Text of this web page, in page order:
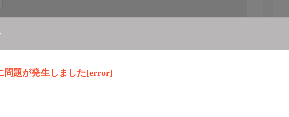
問題が発生しました[error]